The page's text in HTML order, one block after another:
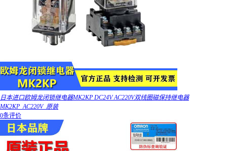
日本进口欧姆龙闭锁继电器MK2KP DC24V AC220V双线圈磁保持继电器
MK2KP_AC220V_原装
0条评价